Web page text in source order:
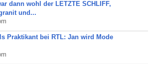
dann wohl der LETZTE SCHLIFF,
und...
Praktikant bei RTL: Jan wird Mode